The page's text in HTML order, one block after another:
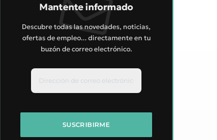
Mantente informado
Descubre todas las novedades, noticias,
ofertas de empleo... directamente en tu
buzón de correo electrónico.